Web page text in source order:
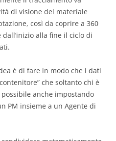
di visione del materiale
così da coprire a 360
alla fine il ciclo di
è di fare in modo che i dati
che soltanto chi è
anche impostando
PM insieme a un Agente di